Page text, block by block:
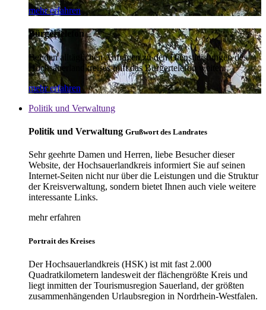
mehr erfahren
Bürgertelefon
Bei den alltäglichen Anfragen zu den Dienstleistungen des
Hochsauerlandkreises hilft das Bürgertelefon weiter.
mehr erfahren
Politik und Verwaltung
Politik und Verwaltung Grußwort des Landrates
Sehr geehrte Damen und Herren, liebe Besucher dieser
Website, der Hochsauerlandkreis informiert Sie auf seinen
Internet-Seiten nicht nur über die Leistungen und die Struktur
der Kreisverwaltung, sondern bietet Ihnen auch viele weitere
interessante Links.
mehr erfahren
Portrait des Kreises
Der Hochsauerlandkreis (HSK) ist mit fast 2.000
Quadratkilometern landesweit der flächengrößte Kreis und
liegt inmitten der Tourismusregion Sauerland, der größten
zusammenhängenden Urlaubsregion in Nordrhein-Westfalen.